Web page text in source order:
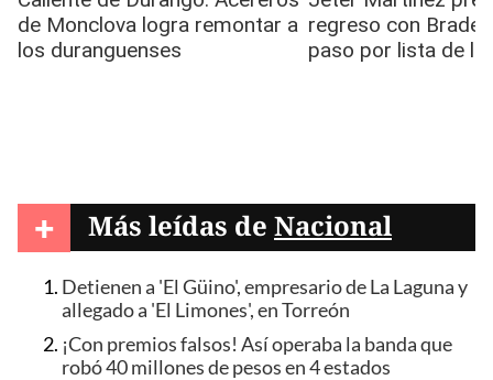
+ Más leídas de Nacional
Detienen a 'El Güino', empresario de La Laguna y
allegado a 'El Limones', en Torreón
¡Con premios falsos! Así operaba la banda que
robó 40 millones de pesos en 4 estados